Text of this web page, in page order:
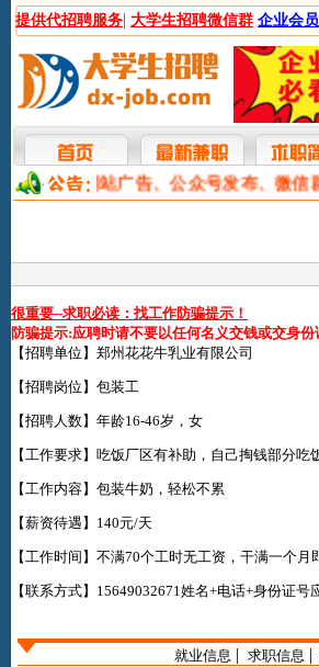
提供代招聘服务| 大学生招聘微信群 企业会员
本网提供网站广告、公众号发布、微
很重要--求职必读：找工作防骗提示！
防骗提示:应聘时请不要以任何名义交钱或交身
【招聘单位】郑州花花牛乳业有限公司
【招聘岗位】包装工
【招聘人数】年龄16-46岁，女
【工作要求】吃饭厂区有补助，自己掏钱部分
【工作内容】包装牛奶，轻松不累
【薪资待遇】140元/天
【工作时间】不满70个工时无工资，干满一个月
【联系方式】15649032671姓名+电话+身份证号
就业信息 | 求职信息 |